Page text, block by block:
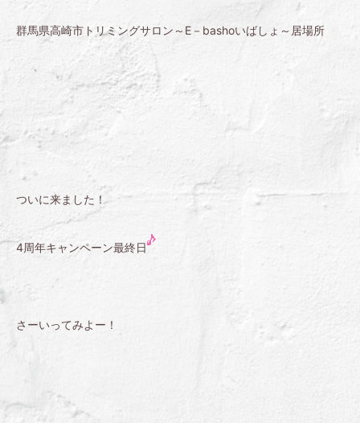
群馬県高崎市トリミングサロン～E－bashoいばしょ～居場所
ついに来ました！
4周年キャンペーン最終日
さーいってみよー！